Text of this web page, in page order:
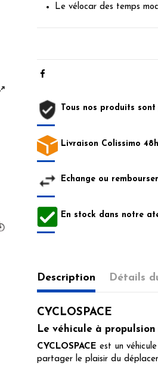
Le vélocar des temps
Tous nos produits sont
Livraison Colissimo
Echange ou
En stock dans notre
Description Détails
CYCLOSPACE
Le véhicule à
CYCLOSPACE est un
partager le plaisir du